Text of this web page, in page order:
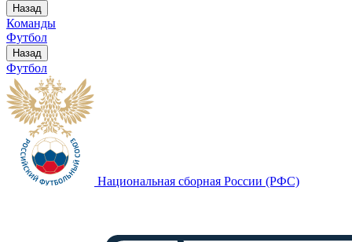
Назад
Команды
Футбол
Назад
Футбол
Национальная сборная России (РФС)